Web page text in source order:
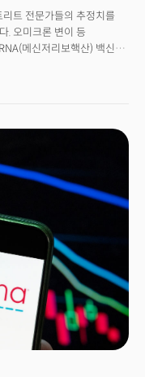
트 전문가들의 추정치를
. 오미크론 변이 등
메신저리보핵산) 백신
출이 72억1100만달러(약
에 모더나 주가는 전일 대비
모 자사주 매입 계획을
Bancel) 모더나
Spikevax)은 현재 전 세계
보호하고 있다”며
, 25%는 저소득 및 중간
로나 백신 외) 현재 44개
이프라인(신약 후보 물질)을
유전 질환 및 종양학 분야
.